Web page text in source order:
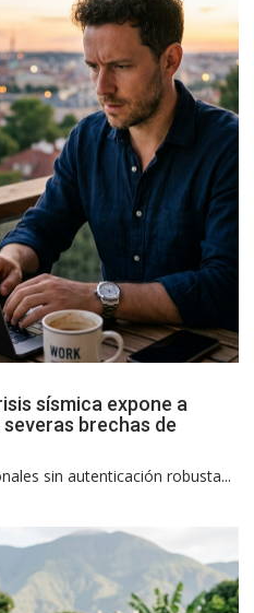
sísmica expone a
brechas de
sin autenticación robusta...